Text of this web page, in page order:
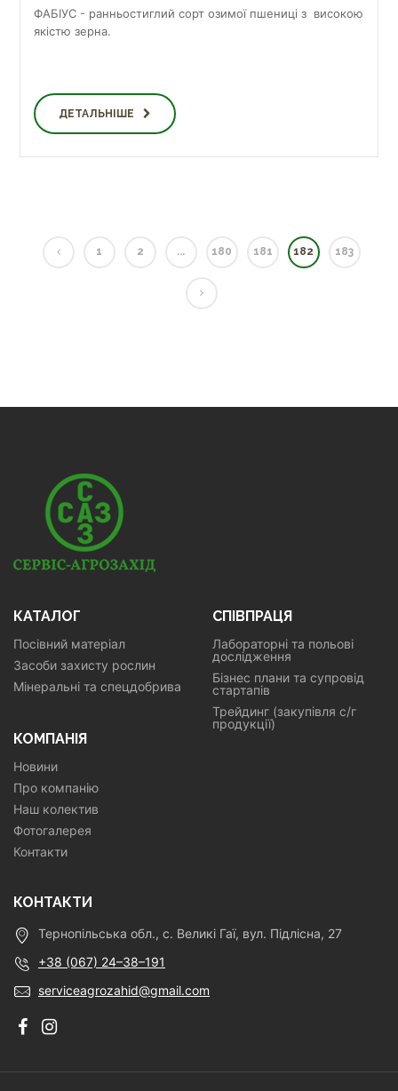
ФАБІУС - ранньостиглий сорт озимої пшениці з високою
якістю зерна.
ДЕТАЛЬНІШЕ
1 2 ... 180 181 182 183
КАТАЛОГ
Посівний матеріал
Засоби захисту рослин
Мінеральні та спецдобрива
СПІВПРАЦЯ
Лабораторні та польові
дослідження
Бізнес плани та супровід
стартапів
Трейдинг (закупівля с/г
продукції)
КОМПАНІЯ
Новини
Про компанію
Наш колектив
Фотогалерея
Контакти
КОНТАКТИ
Тернопільська обл., с. Великі Гаї, вул. Підлісна, 27
+38 (067) 24–38–191
serviceagrozahid@gmail.com